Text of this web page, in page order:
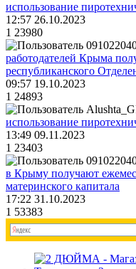
использование
12:57 26.10.2023
1 23980
работодателей Крыма
республиканского
09:57 19.10.2023
1 24893
использование
13:49 09.11.2023
1 23403
в Крыму получают
материнского капитала
17:22 31.10.2023
1 53383